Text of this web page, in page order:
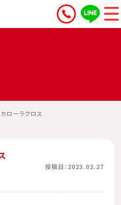
ローラクロス
投稿日：2023.02.27